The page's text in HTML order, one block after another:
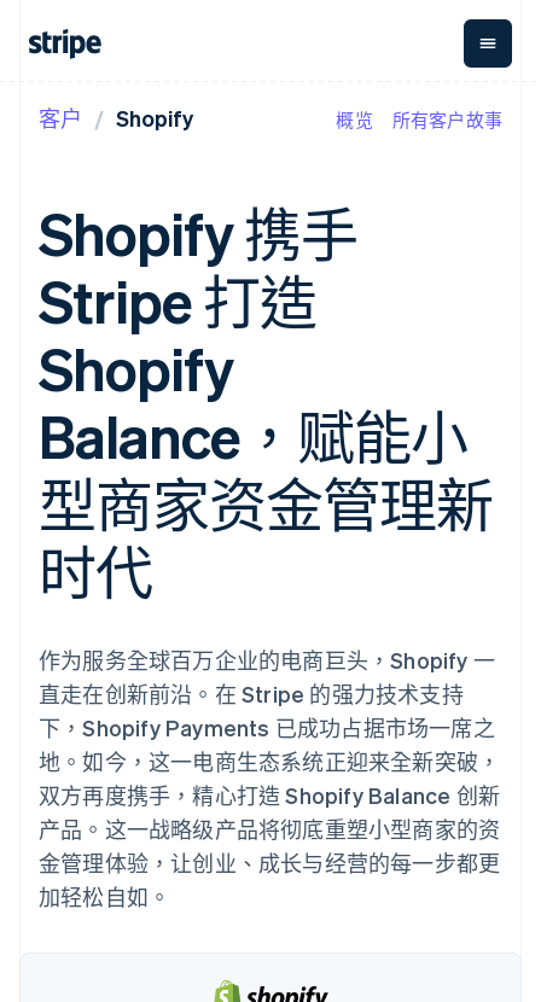
支付
在线支付
Managed
Payments
方案
Payment links
无代码支付
Checkout
预构建支付界
面
Elements
灵活的 UI 组件
Payment
methods
接入 125+ 种支
付方式
Authorization
化
Link
加速结账
经常性收入
Metronome
按用量计费
Subscriptions
订阅管理
一次性或定期
账单
销售税和增值
税自动化
Revenue
Recognition
会计自动化
资金管
发卡基
础设施
平台
更多
Product roadmap
了解未来规划
Radar
欺诈防范
按企业阶段
按应用场景
加密货币
电子商务
嵌入式金融
财务自动化
全球化企业
交易市场
资金管理
平台
按行业
AI 企业
创作者经济
游戏
酒店、旅游与休闲
保险
媒体与娱乐
非营利组织
专业服务
公共部门
生态系统
文档
库与 SDK
Stripe Apps
接受线上付款
实施预置结账流程
构建平台或交易市场
管理订阅
发行稳定币支持的支付卡
通过智能体配置和管理服
务
应用集成
代码示例
开发者博客
API 状态
指南
支持
获取支持
托管支持方案
专业服务
公司
联系
联系销售
成为合作伙伴
客户 Shopify 概览 所有客户故事
Shopify 携手
Stripe 打造
Shopify
Balance，赋能小
型商家资金管理新
时代
作为服务全球百万企业的电商巨头，Shopify 一
直走在创新前沿。在 Stripe 的强力技术支持
下，Shopify Payments 已成功占据市场一席之
地。如今，这一电商生态系统正迎来全新突破，
双方再度携手，精心打造 Shopify Balance 创新
产品。这一战略级产品将彻底重塑小型商家的资
金管理体验，让创业、成长与经营的每一步都更
加轻松自如。